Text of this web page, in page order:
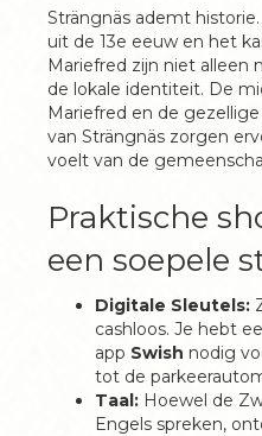
Strängnäs ademt
uit de 13e eeuw en het
Mariefred zijn niet alleen
de lokale identiteit. De
Mariefred en de
van Strängnäs zorgen
voelt van de
Praktische
een soepele
Digitale Sleutels:
cashloos. Je hebt
app Swish nodig
tot de
Taal: Hoewel de
Engels spreken,